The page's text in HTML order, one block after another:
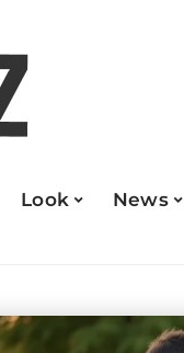
Look News